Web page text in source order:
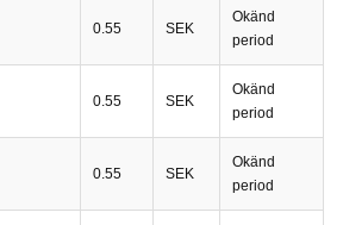
0.55 SEK
Okänd
period
0.55 SEK
Okänd
period
0.55 SEK
Okänd
period